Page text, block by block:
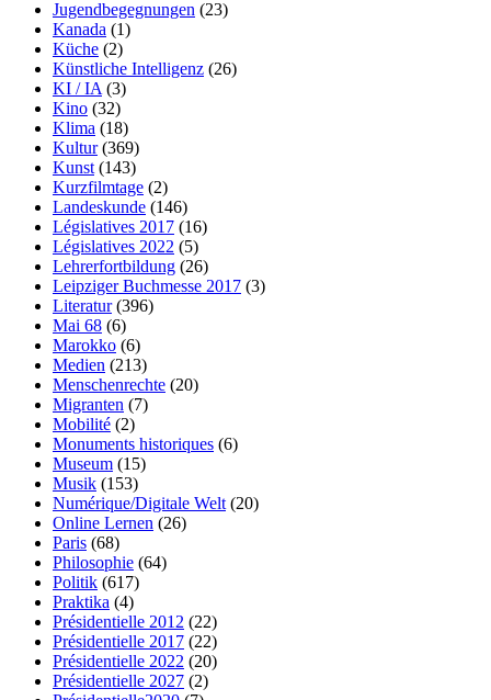
Jugendbegegnungen (23)
Kanada (1)
Küche (2)
Künstliche Intelligenz (26)
KI / IA (3)
Kino (32)
Klima (18)
Kultur(369)
Kunst (143)
Kurzfilmtage (2)
Landeskunde (146)
Législatives 2017 (16)
Législatives 2022 (5)
Lehrerfortbildung (26)
Leipziger Buchmesse 2017 (3)
Literatur(396)
Mai 68 (6)
Marokko (6)
Medien (213)
Menschenrechte (20)
Migranten (7)
Mobilité (2)
Monuments historiques (6)
Museum (15)
Musik (153)
Numérique/Digitale Welt (20)
Online Lernen (26)
Paris (68)
Philosophie (64)
Politik (617)
Praktika (4)
Présidentielle 2012 (22)
Présidentielle 2017 (22)
Présidentielle 2022 (20)
Présidentielle 2027 (2)